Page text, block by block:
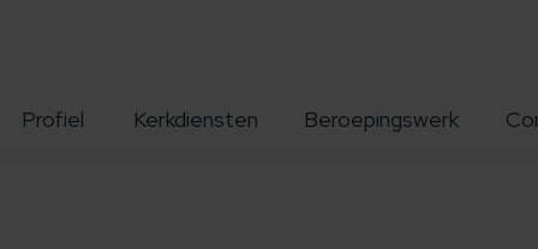
Profiel Kerkdiensten Beroepingswerk